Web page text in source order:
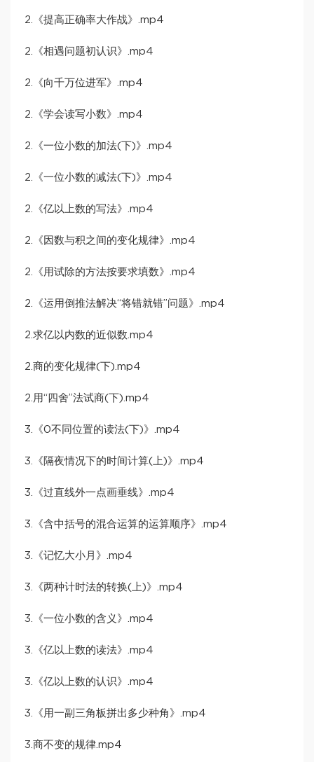
2.《提高正确率大作战》.mp4
2.《相遇问题初认识》.mp4
2.《向千万位进军》.mp4
2.《学会读写小数》.mp4
2.《一位小数的加法(下)》.mp4
2.《一位小数的减法(下)》.mp4
2.《亿以上数的写法》.mp4
2.《因数与积之间的变化规律》.mp4
2.《用试除的方法按要求填数》.mp4
2.《运用倒推法解决“将错就错”问题》.mp4
2.求亿以内数的近似数.mp4
2.商的变化规律(下).mp4
2.用“四舍”法试商(下).mp4
3.《0不同位置的读法(下)》.mp4
3.《隔夜情况下的时间计算(上)》.mp4
3.《过直线外一点画垂线》.mp4
3.《含中括号的混合运算的运算顺序》.mp4
3.《记忆大小月》.mp4
3.《两种计时法的转换(上)》.mp4
3.《一位小数的含义》.mp4
3.《亿以上数的读法》.mp4
3.《亿以上数的认识》.mp4
3.《用一副三角板拼出多少种角》.mp4
3.商不变的规律.mp4